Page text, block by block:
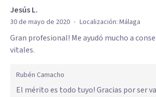
Jesús L.
30 de mayo de 2020 · Localización: Málaga
Gran profesional! Me ayudó mucho a
vitales.
Rubén Camacho
El mérito es todo tuyo! Gracias por ser